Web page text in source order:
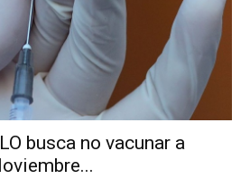
busca no vacunar a